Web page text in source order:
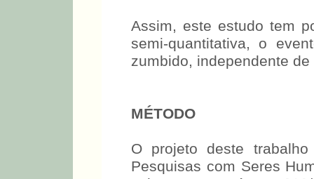
Assim, este estudo tem
semi-quantitativa, o
zumbido, independente
MÉTODO
O projeto deste
Pesquisas com Seres